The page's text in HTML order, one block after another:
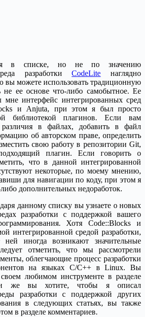
в списке, но не по значению
разработкиCodeLite наглядно
вы можете использовать традиционную
ее основе что-либо самобытное. Ее
мне интерфейс интегрированных сред
и Anjuta, при этом я был просто
библиотекой плагинов. Если вам
различия в файлах, добавить в файл
об авторском праве, определить
свою работу в репозитории Git,
плагин. Если говорить о
что в данной интегрированной
некоторые, по моему мнению,
для навигации по коду, при этом я
дополнительных недоработок.
данному списку вы узнаете о новых
разработки с поддержкой вашего
Хотя Code::Blocks и
интегрированной средой разработки,
иногда возникают значительные
отметить, что мы рассмотрели
облегчающие процесс разработки
на языках C/C++ в Linux. Вы
любимом инструменте в разделе
же вы хотите, чтобы я описал
разработки с поддержкой других
в следующих статьях, вы также
в разделе комментариев.